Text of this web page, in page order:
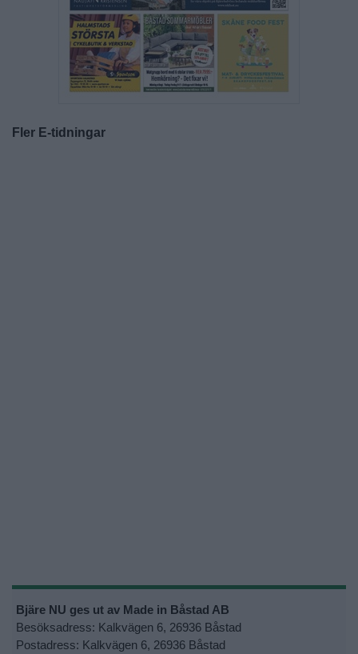
Fler E-tidningar
Bjäre NU ges ut av Made in Båstad AB
Besöksadress: Kalkvägen 6, 26936 Båstad
Postadress: Kalkvägen 6, 26936 Båstad